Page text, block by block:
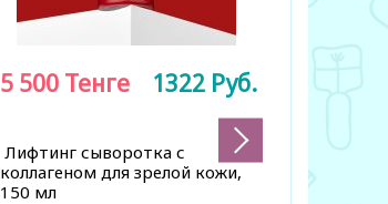
Лифтинг сыворотка с
коллагеном для зрелой кожи,
150 мл
5 500 Тенге 1322 Руб.